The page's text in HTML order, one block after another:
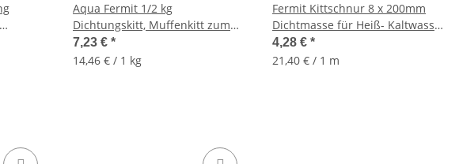
Aqua Fermit 1/2 kg
Dichtungskitt, Muffenkitt zum
Abdichten, in Dose
7,23 € *
14,46 € / 1 kg
Fermit Kittschnur 8 x 200mm
Dichtmasse für Heiß- Kaltwasser
bis 100°C
4,28 € *
21,40 € / 1 m